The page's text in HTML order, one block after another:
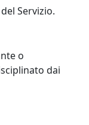
Servizio.
o
dai